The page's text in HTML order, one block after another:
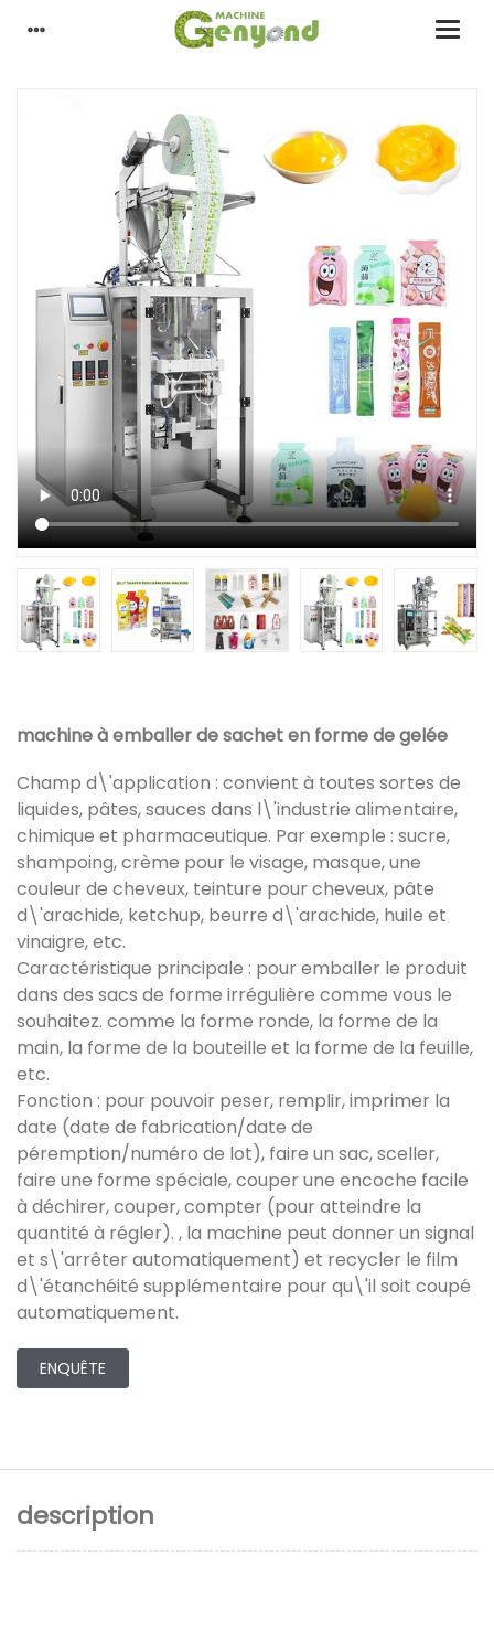
machine à emballer de sachet en forme de gelée
Champ d\'application : convient à toutes sortes de
liquides, pâtes, sauces dans l\'industrie alimentaire,
chimique et pharmaceutique. Par exemple : sucre,
shampoing, crème pour le visage, masque, une
couleur de cheveux, teinture pour cheveux, pâte
d\'arachide, ketchup, beurre d\'arachide, huile et
vinaigre, etc.
Caractéristique principale : pour emballer le produit
dans des sacs de forme irrégulière comme vous le
souhaitez. comme la forme ronde, la forme de la
main, la forme de la bouteille et la forme de la feuille,
etc.
Fonction : pour pouvoir peser, remplir, imprimer la
date (date de fabrication/date de
péremption/numéro de lot), faire un sac, sceller,
faire une forme spéciale, couper une encoche facile
à déchirer, couper, compter (pour atteindre la
quantité à régler). , la machine peut donner un signal
et s\'arrêter automatiquement) et recycler le film
d\'étanchéité supplémentaire pour qu\'il soit coupé
automatiquement.
ENQUÊTE
description